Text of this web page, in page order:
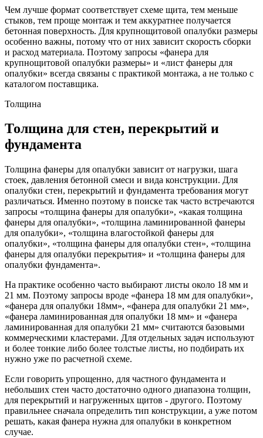
Чем лучше формат соответствует схеме щита, тем меньше
стыков, тем проще монтаж и тем аккуратнее получается
бетонная поверхность. Для крупнощитовой опалубки размеры
особенно важны, потому что от них зависит скорость сборки
и расход материала. Поэтому запросы «фанера для
крупнощитовой опалубки размеры» и «лист фанеры для
опалубки» всегда связаны с практикой монтажа, а не только с
каталогом поставщика.
Толщина
Толщина для стен, перекрытий и
фундамента
Толщина фанеры для опалубки зависит от нагрузки, шага
стоек, давления бетонной смеси и вида конструкции. Для
опалубки стен, перекрытий и фундамента требования могут
различаться. Именно поэтому в поиске так часто встречаются
запросы «толщина фанеры для опалубки», «какая толщина
фанеры для опалубки», «толщина ламинированной фанеры
для опалубки», «толщина влагостойкой фанеры для
опалубки», «толщина фанеры для опалубки стен», «толщина
фанеры для опалубки перекрытия» и «толщина фанеры для
опалубки фундамента».
На практике особенно часто выбирают листы около 18 мм и
21 мм. Поэтому запросы вроде «фанера 18 мм для опалубки»,
«фанера для опалубки 18мм», «фанера для опалубки 21 мм»,
«фанера ламинированная для опалубки 18 мм» и «фанера
ламинированная для опалубки 21 мм» считаются базовыми
коммерческими кластерами. Для отдельных задач используют
и более тонкие либо более толстые листы, но подбирать их
нужно уже по расчетной схеме.
Если говорить упрощенно, для частного фундамента и
небольших стен часто достаточно одного диапазона толщин,
для перекрытий и нагруженных щитов - другого. Поэтому
правильнее сначала определить тип конструкции, а уже потом
решать, какая фанера нужна для опалубки в конкретном
случае.